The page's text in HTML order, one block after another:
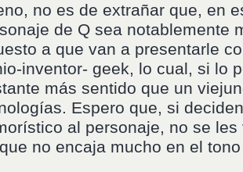
no es de extrañar que, en
de Q sea notablemente
a que van a presentarle
inventor- geek, lo cual, si lo
más sentido que un
Espero que, si
al personaje, no se
no encaja mucho en el